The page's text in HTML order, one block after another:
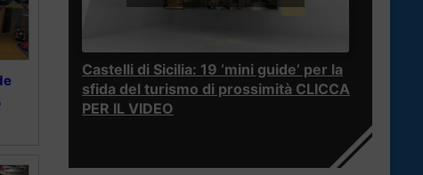
Castelli di Sicilia: 19 ‘mini guide’ per la
sfida del turismo di prossimità CLICCA
PER IL VIDEO